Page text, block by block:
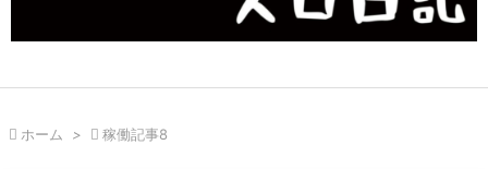
 ホーム >  稼働記事8